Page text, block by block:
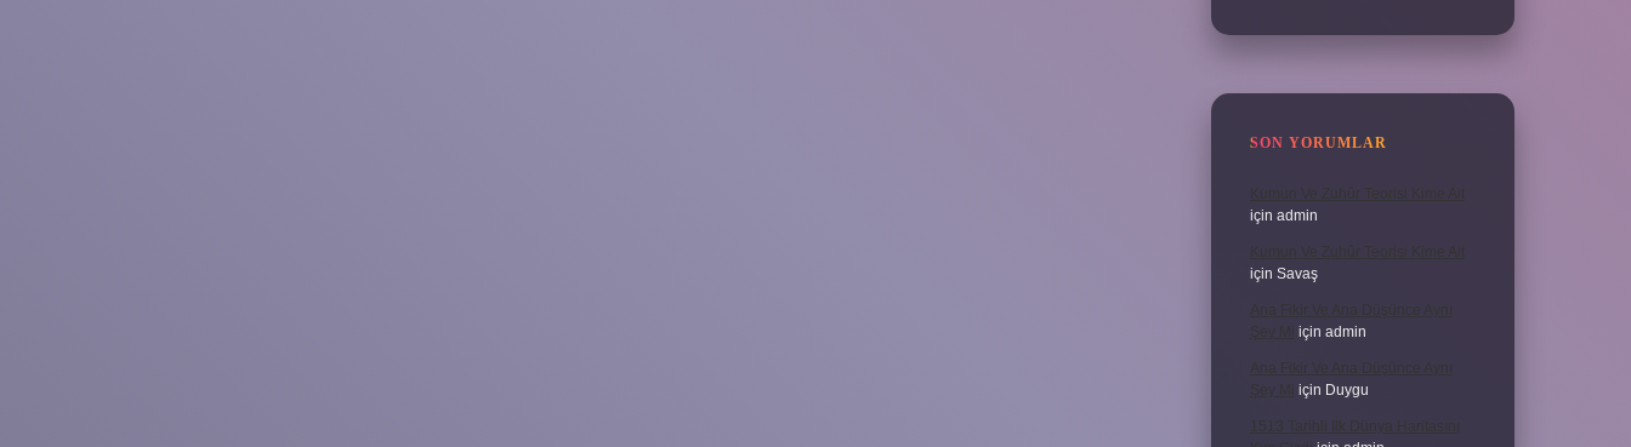
SON YORUMLAR
Kumun Ve Zuhûr Teorisi Kime Ait
için admin
Kumun Ve Zuhûr Teorisi Kime Ait
için Savaş
Ana Fikir Ve Ana Düşünce Aynı
Şey Mi için admin
Ana Fikir Ve Ana Düşünce Aynı
Şey Mi için Duygu
1513 Tarihli Ilk Dünya Haritasını